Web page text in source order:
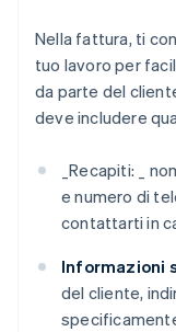
Nella fattura, ti
tuo lavoro per
da parte del
deve includere
_Recapiti: _
e numero di
contattarti in
Informazioni
del cliente,